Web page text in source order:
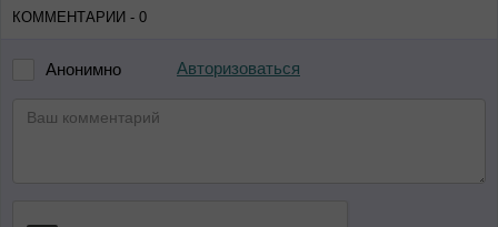
КОММЕНТАРИИ - 0
Анонимно Авторизоваться